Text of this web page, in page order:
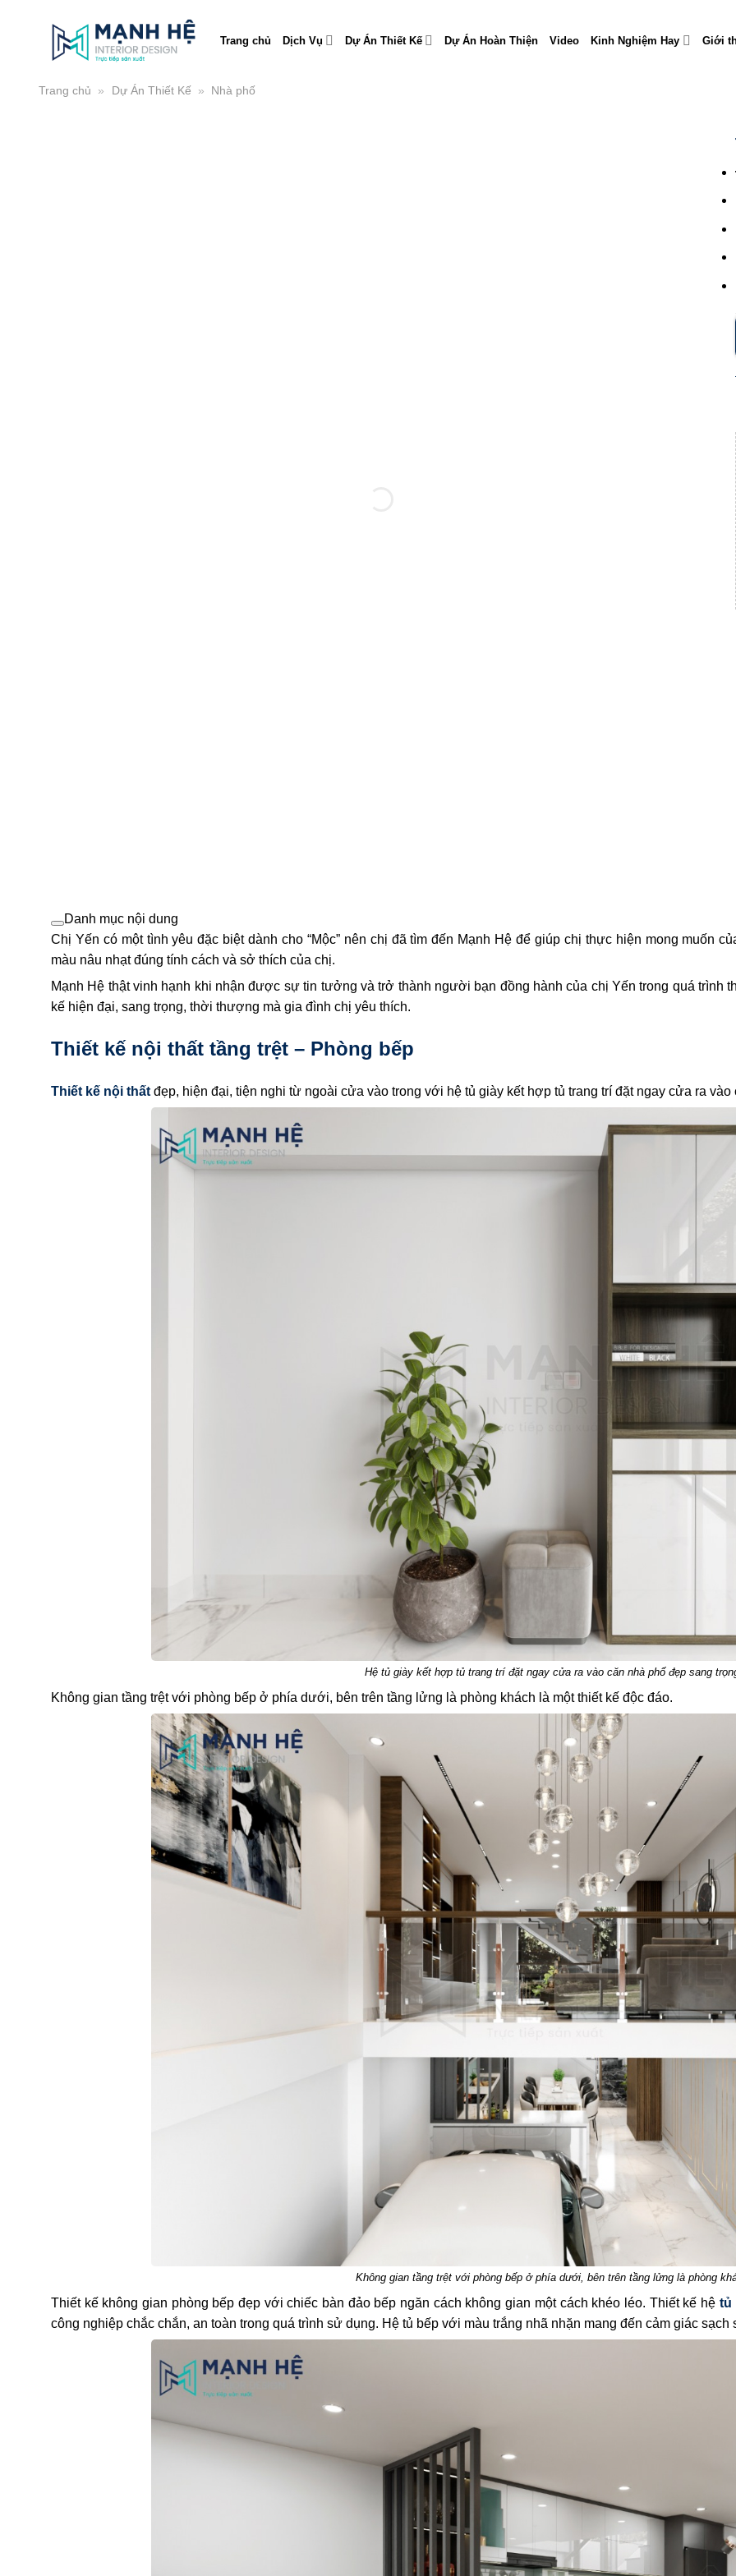
Trang chủ Dịch Vụ Dự Án Thiết Kế Dự Án Hoàn Thiện Video Kinh Nghiệm Hay Giới
Trang chủ » Dự Án Thiết Kế » Nhà phố
Danh mục nội dung
Chị Yến có một tình yêu đặc biệt dành cho “Mộc” nên chị đã tìm đến Mạnh Hệ để giúp chị thực hiện mong muốn
màu nâu nhạt đúng tính cách và sở thích của chị.
Mạnh Hệ thật vinh hạnh khi nhận được sự tin tưởng và trở thành người bạn đồng hành của chị Yến trong quá trình
kế hiện đại, sang trọng, thời thượng mà gia đình chị yêu thích.
Thiết kế nội thất tầng trệt – Phòng bếp
Thiết kế nội thất đẹp, hiện đại, tiện nghi từ ngoài cửa vào trong với hệ tủ giày kết hợp tủ trang trí đặt ngay cửa ra vào
Hệ tủ giày kết hợp tủ trang trí đặt ngay cửa ra vào căn nhà phố đẹp sang
Không gian tầng trệt với phòng bếp ở phía dưới, bên trên tầng lửng là phòng khách là một thiết kế độc đáo.
Không gian tầng trệt với phòng bếp ở phía dưới, bên trên tầng lửng là phòng
Thiết kế không gian phòng bếp đẹp với chiếc bàn đảo bếp ngăn cách không gian một cách khéo léo. Thiết kế hệ tủ
công nghiệp chắc chắn, an toàn trong quá trình sử dụng. Hệ tủ bếp với màu trắng nhã nhặn mang đến cảm giác